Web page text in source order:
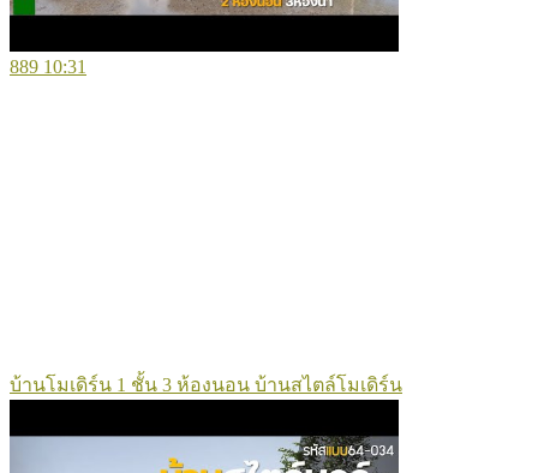
889 10:31
บ้านโมเดิร์น 1 ชั้น 3 ห้องนอน บ้านสไตล์โมเดิร์น